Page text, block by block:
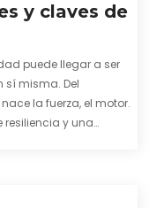
y claves de
puede llegar a ser
sí misma. Del
la fuerza, el motor.
resiliencia y una